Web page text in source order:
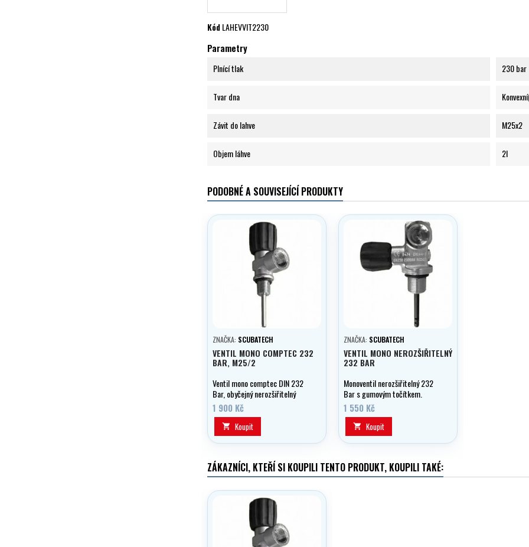
KódLAHEVVIT2230
Parametry
Plnící tlak 230 bar
Tvar dna
Závit do lahve M25x2
Objem láhve 2l
PODOBNÉ A SOUVISEJÍCÍ PRODUKTY
ZNAČKA: SCUBATECH
VENTIL MONO COMPTEC 232
BAR, M25/2
Ventil mono comptec DIN 232
Bar, obyčejný nerozšiřitelný
M25/2. Kyslíkově čistý.
1 900 Kč
 Koupit
ZNAČKA: SCUBATECH
VENTIL MONO NEROZŠIŘITELNÝ
232 BAR
Monoventil nerozšiřitelný 232
Bar s gumovým točítkem.
1 550 Kč
 Koupit
ZÁKAZNÍCI, KTEŘÍ SI KOUPILI TENTO PRODUKT, KOUPILI TAKÉ: